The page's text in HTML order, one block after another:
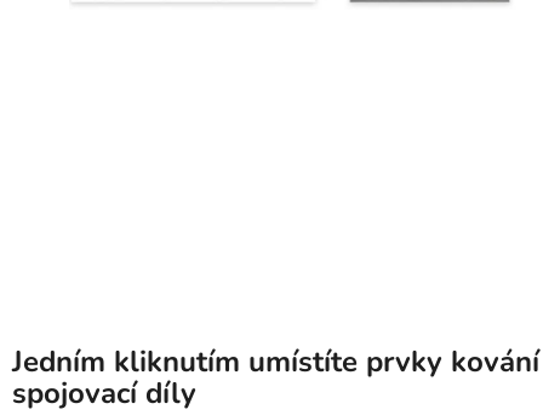
Jedním kliknutím umístíte prvky
spojovací díly